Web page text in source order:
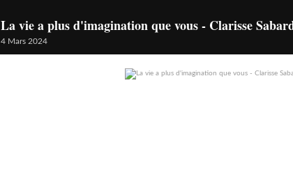
La vie a plus d'imagination que vous - Clarisse
4 Mars 2024